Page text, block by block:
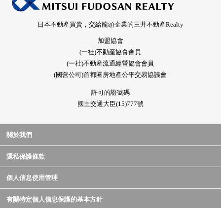
日本不動產買賣，交給龍頭企業的三井不動產Realty
加盟協會
(一社)不動産協會會員
(一社)不動産流通經營協會會員
(國營公司)首都圈房地產公平交易協議會
許可的證號碼
國土交通大臣(15)777號
關於我們
隱私保護條款
個人信息使用管理
有關特定個人信息保護的基本方針